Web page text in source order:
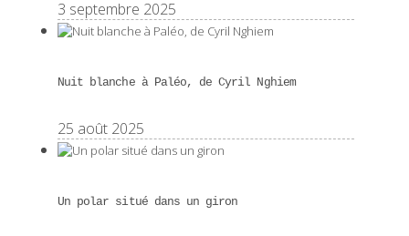
3 septembre 2025
Nuit blanche à Paléo, de Cyril Nghiem
25 août 2025
Un polar situé dans un giron